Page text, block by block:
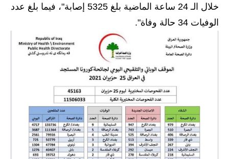
المدارس
اخبار وقرارات وزارة التربية
نتائج الامتحانات
المرحلة الابتدائية
المرحلة المتوسطة
المرحلة الاعدادية
اسئلة وزارية
خلال الـ 24 ساعة الماضية بلغ 5325 إصابة"، فيما بلغ عدد
الوفيات 34 حالة وفاة".